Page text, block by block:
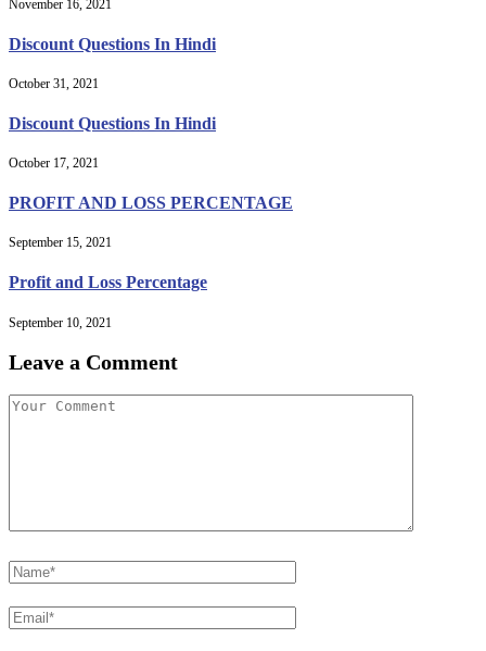
November 16, 2021
Discount Questions In Hindi
October 31, 2021
Discount Questions In Hindi
October 17, 2021
PROFIT AND LOSS PERCENTAGE
September 15, 2021
Profit and Loss Percentage
September 10, 2021
Leave a Comment